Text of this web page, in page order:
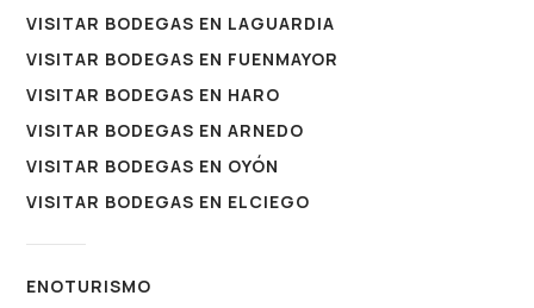
VISITAR BODEGAS EN LAGUARDIA
VISITAR BODEGAS EN FUENMAYOR
VISITAR BODEGAS EN HARO
VISITAR BODEGAS EN ARNEDO
VISITAR BODEGAS EN OYÓN
VISITAR BODEGAS EN ELCIEGO
ENOTURISMO